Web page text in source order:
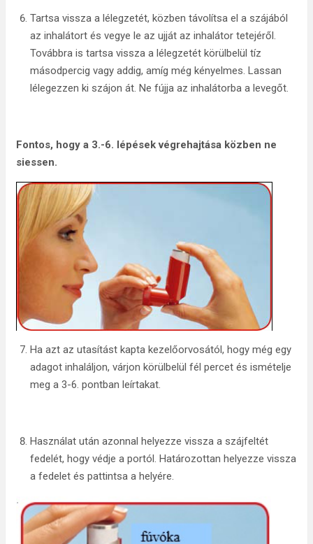
Tartsa vissza a lélegzetét, közben távolítsa el a szájából
az inhalátort és vegye le az ujját az inhalátor tetejéről.
Továbbra is tartsa vissza a lélegzetét körülbelül tíz
másodpercig vagy addig, amíg még kényelmes. Lassan
lélegezzen ki szájon át. Ne fújja az inhalátorba a levegőt.
Fontos, hogy a 3.-6. lépések végrehajtása közben ne
siessen.
Ha azt az utasítást kapta kezelőorvosától, hogy még egy
adagot inhaláljon, várjon körülbelül fél percet és ismételje
meg a 3-6. pontban leírtakat.
Használat után azonnal helyezze vissza a szájfeltét
fedelét, hogy védje a portól. Határozottan helyezze vissza
a fedelet és pattintsa a helyére.